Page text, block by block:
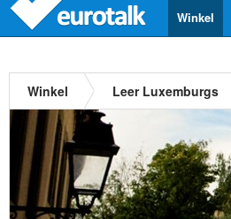
Winkel
Winkel Leer Luxemburgs